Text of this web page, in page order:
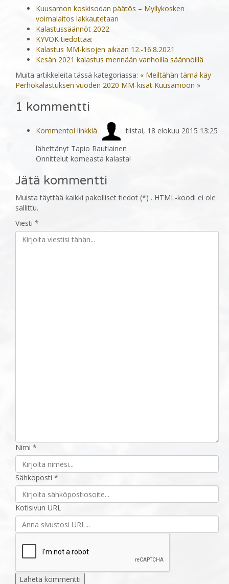
Kuusamon koskisodan päätös – Myllykosken
voimalaitos lakkautetaan
Kalastussäännöt 2022
KYVOK tiedottaa:
Kalastus MM-kisojen aikaan 12.-16.8.2021
Kesän 2021 kalastus mennään vanhoilla säännöillä
Muita artikkeleita tässä kategoriassa: « Meiltähän tämä käy
Perhokalastuksen vuoden 2020 MM-kisat Kuusamoon »
1 kommentti
Kommentoi linkkiä
tiistai, 18 elokuu 2015 13:25
lähettänyt Tapio Rautiainen
Onnittelut komeasta kalasta!
Jätä kommentti
Muista täyttää kaikki pakolliset tiedot (*) . HTML-koodi ei ole
sallittu.
Viesti *
Nimi *
Sähköposti *
Kotisivun URL